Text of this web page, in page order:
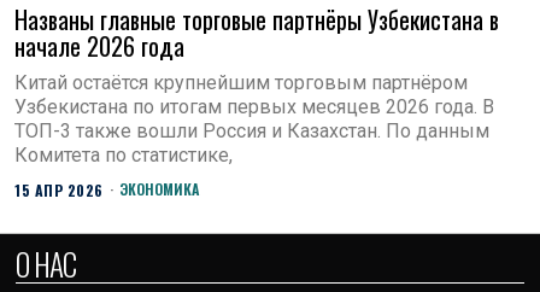
Названы главные торговые партнёры Узбекистана в
начале 2026 года
Китай остаётся крупнейшим торговым партнёром
Узбекистана по итогам первых месяцев 2026 года. В
ТОП-3 также вошли Россия и Казахстан. По данным
Комитета по статистике,
15 АПР 2026 ЭКОНОМИКА
О НАС